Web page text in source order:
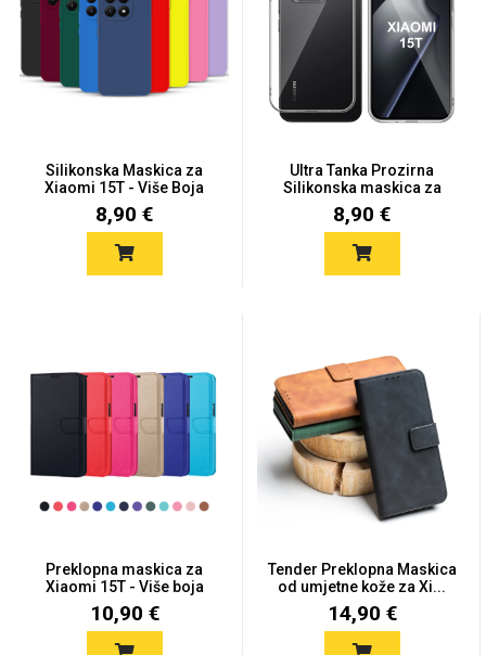
Silikonska Maskica za
Xiaomi 15T - Više Boja
8,90 €
Ultra Tanka Prozirna
Silikonska maskica za
Xia...
8,90 €
Preklopna maskica za
Xiaomi 15T - Više boja
10,90 €
Tender Preklopna Maskica
od umjetne kože za Xi...
14,90 €
Feel Good
Valentinovo
Love motivi I Need Some Space
Preklopne maskice